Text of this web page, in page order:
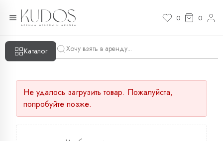
0 0
Каталог
Не удалось загрузить товар. Пожалуйста,
попробуйте позже.